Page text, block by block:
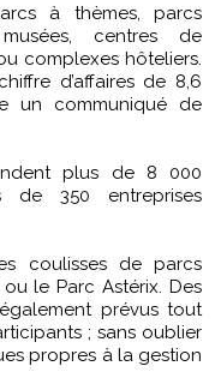
à thèmes, parcs
centres de
complexes hôteliers.
d’affaires de 8,6
un communiqué de
plus de 8 000
de 350 entreprises
coulisses de parcs
le Parc Astérix. Des
prévus tout
; sans oublier
propres à la gestion